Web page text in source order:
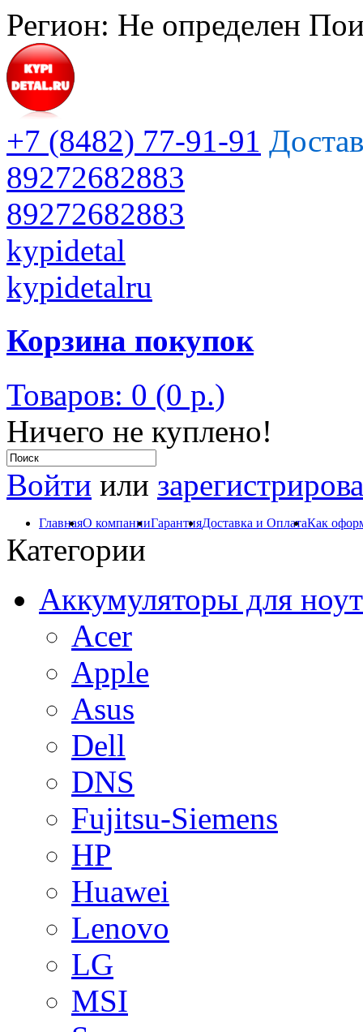
Регион: Не определен
+7 (8482) 77-91-91
89272682883
89272682883
kypidetal
kypidetalru
Корзина покупок
Товаров: 0 (0 р.)
Ничего не куплено!
Войти или
ГлавнаяО компанииГарантияДоставка и ОплатаКак
Категории
Аккумуляторы для
Acer
Apple
Asus
Dell
DNS
Fujitsu-Siemens
HP
Huawei
Lenovo
LG
MSI